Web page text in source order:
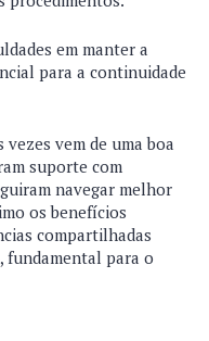
em manter a
para a continuidade
vem de uma boa
suporte com
navegar melhor
os benefícios
compartilhadas
fundamental para o